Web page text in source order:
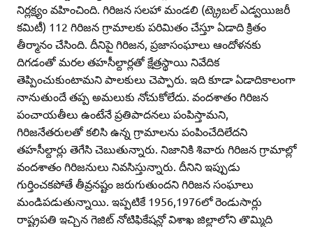
నిర్లక్ష్యం వహించింది. గిరిజన సలహా మండలి (ట్క్రెబల్‌ ఎడ్వయిజరీ
కమిటీ) 112 గిరిజన గ్రామాలకు పరిమితం చేస్తూ ఏడాది క్రితం
తీర్మానం చేసింది. దీనిపై గిరిజన, ప్రజాసంఘాలు ఆందోళనకు
దిగడంతో మరల తహసీల్దార్లతో క్షేత్రస్థాయి నివేదిక
తెప్పించుకుంటామని పాలకులు చెప్పారు. ఇది కూడా ఏడాదికాలంగా
నానుతుందే తప్ప అమలుకు నోచుకోలేదు. వందశాతం గిరిజన
పంచాయతీలు ఉంటేనే ప్రతిపాదనలు పంపిస్తామని,
గిరిజనేతరులతో కలిసి ఉన్న గ్రామాలను పంపించేదిలేదని
తహసీల్దార్లు తెగేసి చెబుతున్నారు. నిజానికి శివారు గిరిజన గ్రామాల్లో
వందశాతం గిరిజనులు నివసిస్తున్నారు. దీనిని ఇప్పుడు
గుర్తించకపోతే తీవ్రనష్టం జరుగుతుందని గిరిజన సంఘాలు
మండిపడుతున్నాయి. ఇప్పటికే 1956,1976లో రెండుసార్లు
రాష్ట్రపతి ఇచ్చిన గెజిట్‌ నోటిఫికేషన్లో విశాఖ జిల్లాలోని తొమ్మిది